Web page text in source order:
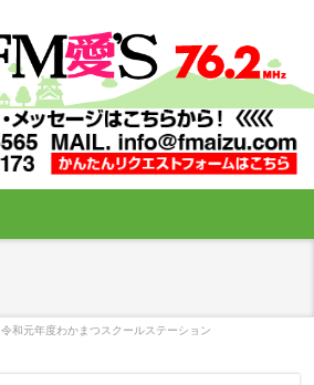
令和元年度わかまつスクールステーション